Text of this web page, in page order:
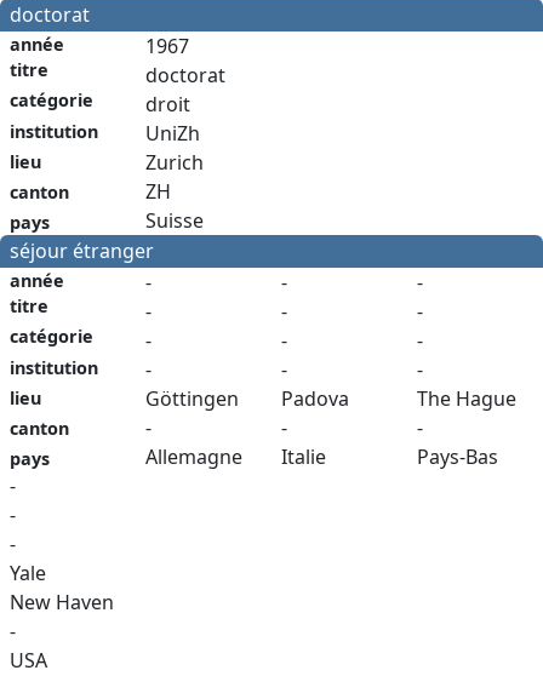
doctorat
année
titre
catégorie
institution
lieu
canton
pays
1967
doctorat
droit
UniZh
Zurich
ZH
Suisse
séjour étranger
année
titre
catégorie
institution
lieu
canton
pays
-
-
-
-
Göttingen
-
Allemagne
-
-
-
-
Padova
-
Italie
-
-
-
-
The Hague
-
Pays-Bas
-
-
-
Yale
New Haven
-
USA